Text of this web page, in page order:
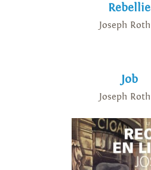
Rebellie
Joseph Roth
Job
Joseph Roth